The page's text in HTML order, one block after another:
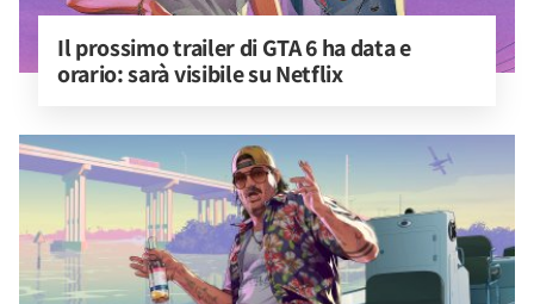
Il prossimo trailer di GTA 6 ha data e
orario: sarà visibile su Netflix